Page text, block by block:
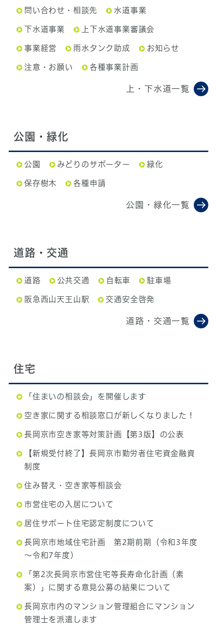
問い合わせ・相談先 水道事業
下水道事業 上下水道事業審議会
事業経営 雨水タンク助成 お知らせ
注意・お願い 各種事業計画
上・下水道一覧
公園・緑化
公園 みどりのサポーター 緑化
保存樹木 各種申請
公園・緑化一覧
道路・交通
道路 公共交通 自転車 駐車場
阪急西山天王山駅 交通安全啓発
道路・交通一覧
住宅
「住まいの相談会」を開催します
空き家に関する相談窓口が新しくなりました！
長岡京市空き家等対策計画【第3版】の公表
【新規受付終了】長岡京市勤労者住宅資金融資
制度
住み替え・空き家等相談会
市営住宅の入居について
居住サポート住宅認定制度について
長岡京市地域住宅計画 第2期前期（令和3年度
～令和7年度）
「第2次長岡京市営住宅等長寿命化計画（素
案）」に関する意見公募の結果について
長岡京市内のマンション管理組合にマンション
管理士を派遣します